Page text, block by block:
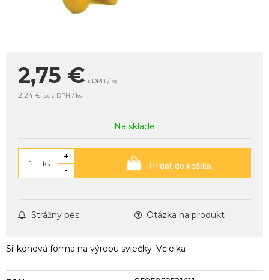
2,75 € s DPH / ks
2,24 € bez DPH / ks
Na sklade
ks
+
-
Pridať do košíka
Strážny pes Otázka na produkt
Silikónová forma na výrobu sviečky: Včielka